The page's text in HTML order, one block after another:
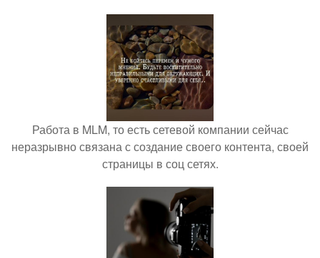
Работа в MLM, то есть сетевой компании сейчас
неразрывно связана с создание своего контента, своей
страницы в соц сетях.